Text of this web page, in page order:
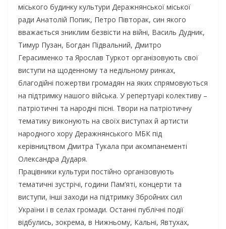
міського будинку культури Деражнянської міської
ради Анатолій Попик, Петро Півторак, син якого
вважається зниклим безвісти на війні, Василь Дудник,
Тимур Пузан, Богдан Підвальний, Дмитро
Герасименко та Ярослав Туркот організовують свої
виступи на щоденному та недільному ринках,
благодійні пожертви громадян на яких спрямовуються
на підтримку нашого війська. У репертуарі колективу –
патріотичні та народні пісні. Твори на патріотичну
тематику виконують на своїх виступах й артисти
народного хору Деражнянського МБК під
керівництвом Дмитра Тукала при акомпанементі
Олександра Дударя.
Працівники культури постійно організовують
тематичні зустрічі, години Пам’яті, концерти та
виступи, інші заходи на підтримку Збройних сил
України і в селах громади. Останні публічні події
відбулись, зокрема, в Нижньому, Кальні, Явтухах,